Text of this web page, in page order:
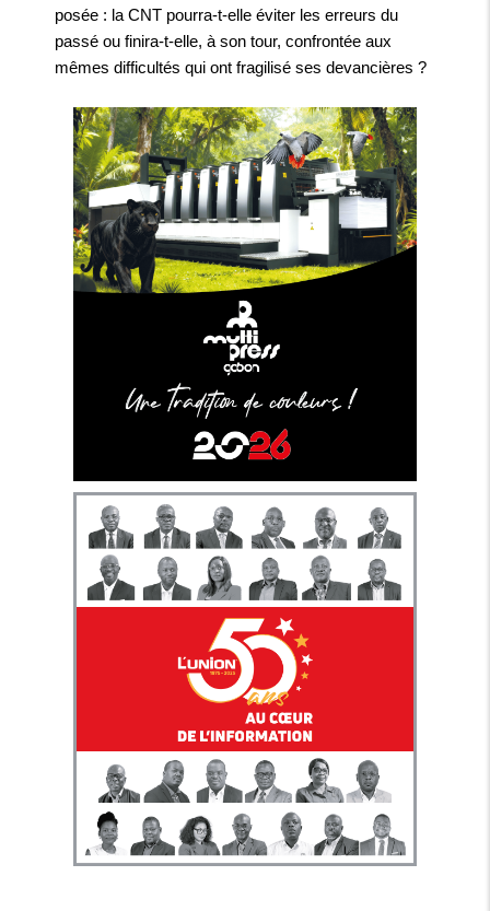
posée : la CNT pourra-t-elle éviter les erreurs du
passé ou finira-t-elle, à son tour, confrontée aux
mêmes difficultés qui ont fragilisé ses devancières ?